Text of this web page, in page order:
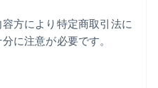
方により特定商取引法に
に注意が必要です。